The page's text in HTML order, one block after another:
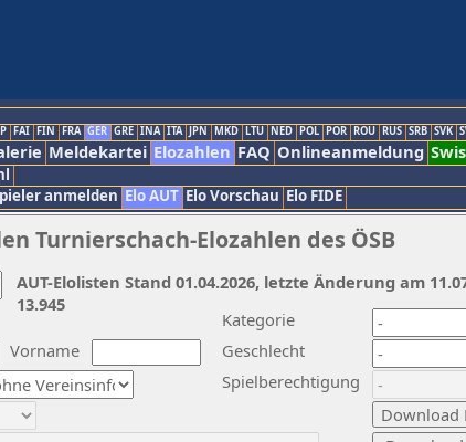
FAI FIN FRA GER GRE INA ITA JPN MKD LTU NED POL POR ROU RUS SRB SVK
Meldekartei Elozahlen FAQ Onlineanmeldung
anmelden Elo AUT Elo Vorschau Elo FIDE
Turnierschach-Elozahlen des ÖSB
Vorname
Kategorie
Geschlecht
Spielberechtigung
AUT-Elolisten Stand 01.04.2026, letzte Änderung am
13.945